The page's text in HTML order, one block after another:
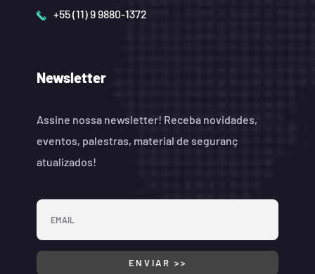
+55 (11) 9 9880-1372
Newsletter
Assine nossa newsletter! Receba novidades,
eventos, palestras, material de seguranç
atualizados!